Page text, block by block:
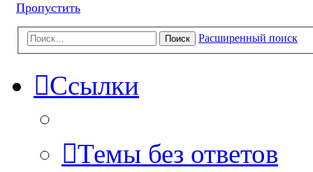
Пропустить
Поиск Расширенный поиск
Ссылки
Темы без ответов